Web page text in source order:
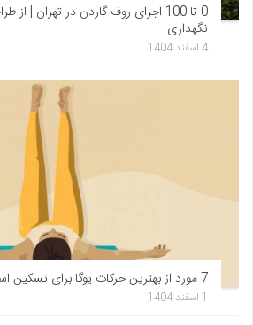
0 تا 100 اجرای روف گاردن در تهران |
نگهداری
4 اسفند 1404
7 مورد از بهترین حرکات یوگا برای تسکین استرس
1 اسفند 1404